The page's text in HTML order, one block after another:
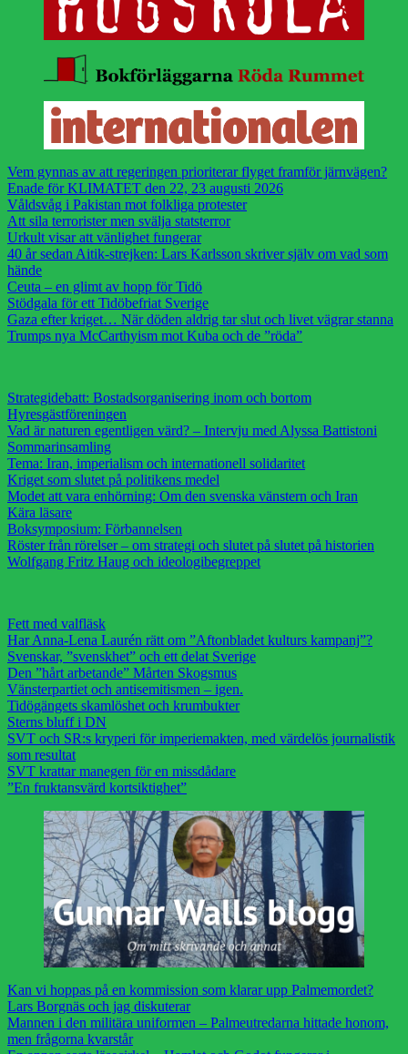
Vem gynnas av att regeringen prioriterar flyget framför järnvägen?
Enade för KLIMATET den 22, 23 augusti 2026
Våldsvåg i Pakistan mot folkliga protester
Att sila terrorister men svälja statsterror
Urkult visar att vänlighet fungerar
40 år sedan Aitik-strejken: Lars Karlsson skriver själv om vad som
hände
Ceuta – en glimt av hopp för Tidö
Stödgala för ett Tidöbefriat Sverige
Gaza efter kriget… När döden aldrig tar slut och livet vägrar stanna
Trumps nya McCarthyism mot Kuba och de ”röda”
Strategidebatt: Bostadsorganisering inom och bortom
Hyresgästföreningen
Vad är naturen egentligen värd? – Intervju med Alyssa Battistoni
Sommarinsamling
Tema: Iran, imperialism och internationell solidaritet
Kriget som slutet på politikens medel
Modet att vara enhörning: Om den svenska vänstern och Iran
Kära läsare
Boksymposium: Förbannelsen
Röster från rörelser – om strategi och slutet på slutet på historien
Wolfgang Fritz Haug och ideologibegreppet
Fett med valfläsk
Har Anna-Lena Laurén rätt om ”Aftonbladet kulturs kampanj”?
Svenskar, ”svenskhet” och ett delat Sverige
Den ”hårt arbetande” Mårten Skogsmus
Vänsterpartiet och antisemitismen – igen.
Tidögängets skamlöshet och krumbukter
Sterns bluff i DN
SVT och SR:s kryperi för imperiemakten, med värdelös journalistik
som resultat
SVT krattar manegen för en missdådare
”En fruktansvärd kortsiktighet”
Kan vi hoppas på en kommission som klarar upp Palmemordet?
Lars Borgnäs och jag diskuterar
Mannen i den militära uniformen – Palmeutredarna hittade honom,
men frågorna kvarstår